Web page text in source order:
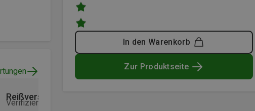
In den Warenkorb
Zur Produktseite
Verifizierter Kauf
Reißverschluss undicht